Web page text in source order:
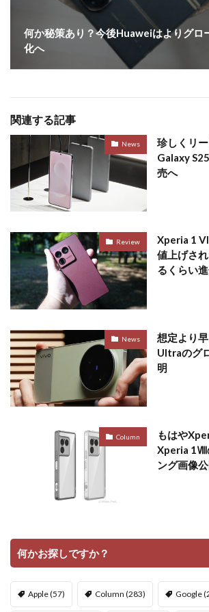
何か秘策あり？今後Huaweiはよりグロ
化へ
関連する記事
News
珍しくリー
Galaxy
売へ
Review
Xperia 1
値上げさ
るくらい
News
想定より
Ultraのグ
明
Column
もはや
Xperia 1Ⅷ
ング画像公
何かお探しですか？
Apple(57) Column (283) Google